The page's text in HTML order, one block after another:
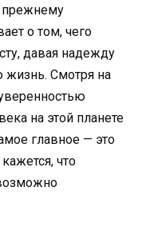
прежнему
о том, чего
давая надежду
жизнь. Смотря на
на этой планете
главное — это
что